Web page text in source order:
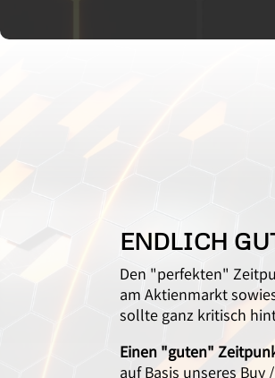
ENDLICH
Den "perfekten"
am Aktienmarkt
sollte ganz kritisch
Einen "guten"